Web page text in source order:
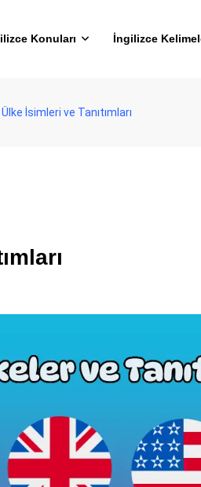
Konuları İngilizce
İsimleri ve Tanıtımları